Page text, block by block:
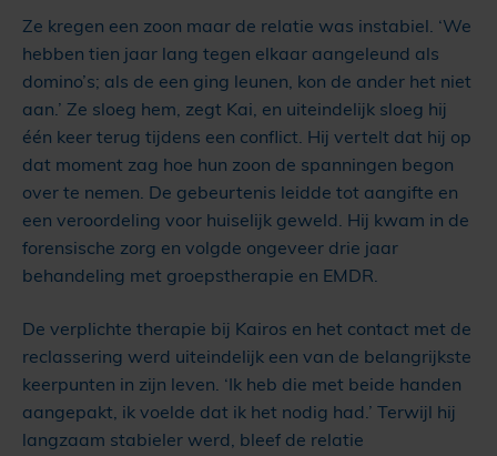
Ze kregen een zoon maar de relatie was instabiel. ‘We
hebben tien jaar lang tegen elkaar aangeleund als
domino’s; als de een ging leunen, kon de ander het niet
aan.’ Ze sloeg hem, zegt Kai, en uiteindelijk sloeg hij
één keer terug tijdens een conflict. Hij vertelt dat hij op
dat moment zag hoe hun zoon de spanningen begon
over te nemen. De gebeurtenis leidde tot aangifte en
een veroordeling voor huiselijk geweld. Hij kwam in de
forensische zorg en volgde ongeveer drie jaar
behandeling met groepstherapie en EMDR.
De verplichte therapie bij Kairos en het contact met de
reclassering werd uiteindelijk een van de belangrijkste
keerpunten in zijn leven. ‘Ik heb die met beide handen
aangepakt, ik voelde dat ik het nodig had.’ Terwijl hij
langzaam stabieler werd, bleef de relatie